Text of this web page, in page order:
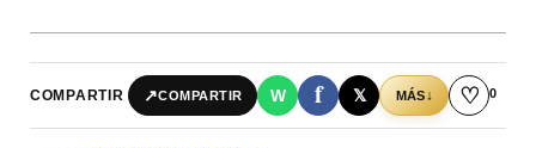
COMPARTIR ↗COMPARTIR W f 𝕏 MÁS↓ ♡ 0